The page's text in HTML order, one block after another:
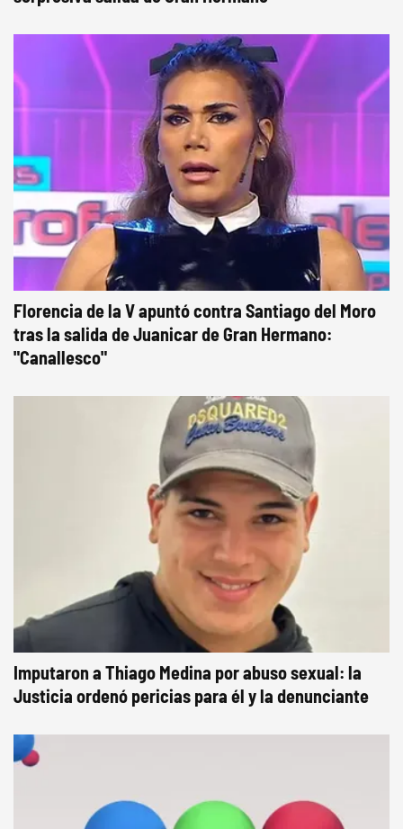
Florencia de la V apuntó contra Santiago del Moro
tras la salida de Juanicar de Gran Hermano:
"Canallesco"
Imputaron a Thiago Medina por abuso sexual: la
Justicia ordenó pericias para él y la denunciante